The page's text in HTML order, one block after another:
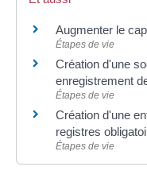
Augmenter le
Étapes de vie
Création d'une
enregistrement
Étapes de vie
Création d'une
registres
Étapes de vie